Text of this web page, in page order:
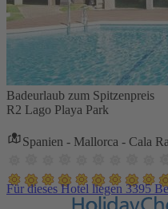
Badeurlaub zum Spitzenpreis
R2 Lago Playa Park
Spanien - Mallorca - Cala
Für dieses Hotel liegen 3395